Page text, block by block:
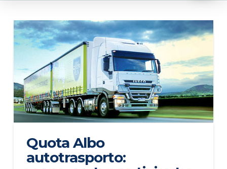
Quota Albo
autotrasporto: